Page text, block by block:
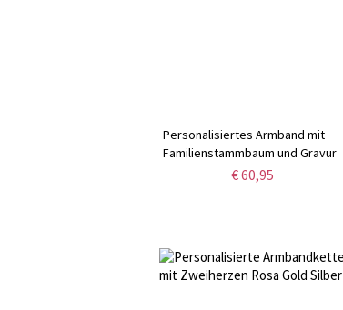
Personalisiertes Armband mit
Familienstammbaum und Gravur
Sterling Silber€ 60,95